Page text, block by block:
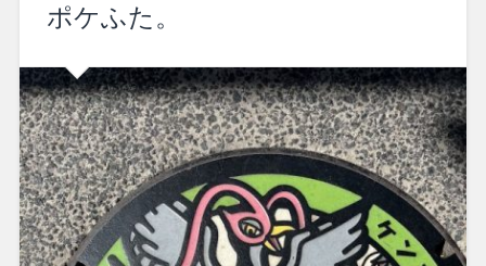
ポケふた。